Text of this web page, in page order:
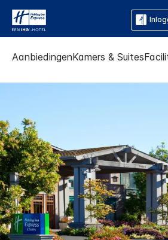
AanbiedingenKamers & Suites